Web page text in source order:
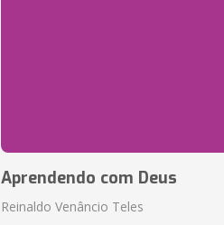
Aprendendo com Deus
Reinaldo Venâncio Teles